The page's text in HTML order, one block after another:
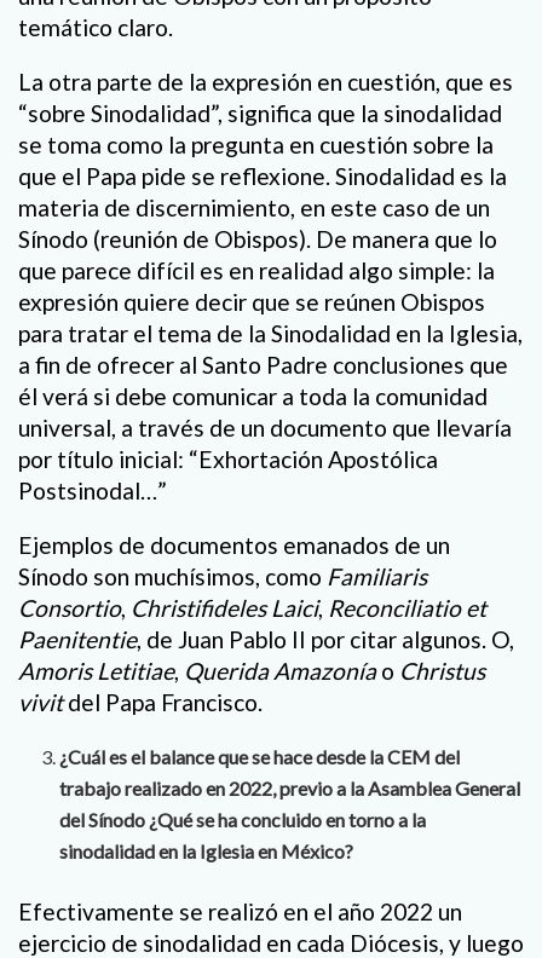
temático claro.
La otra parte de la expresión en cuestión, que es
“sobre Sinodalidad”, significa que la sinodalidad
se toma como la pregunta en cuestión sobre la
que el Papa pide se reflexione. Sinodalidad es la
materia de discernimiento, en este caso de un
Sínodo (reunión de Obispos). De manera que lo
que parece difícil es en realidad algo simple: la
expresión quiere decir que se reúnen Obispos
para tratar el tema de la Sinodalidad en la Iglesia,
a fin de ofrecer al Santo Padre conclusiones que
él verá si debe comunicar a toda la comunidad
universal, a través de un documento que llevaría
por título inicial: “Exhortación Apostólica
Postsinodal…”
Ejemplos de documentos emanados de un
Sínodo son muchísimos, como Familiaris
Consortio, Christifideles Laici, Reconciliatio et
Paenitentie, de Juan Pablo II por citar algunos. O,
Amoris Letitiae, Querida Amazoníao Christus
vivitdel Papa Francisco.
¿Cuál es el balance que se hace desde la CEM del
trabajo realizado en 2022, previo a la Asamblea General
del Sínodo ¿Qué se ha concluido en torno a la
sinodalidad en la Iglesia en México?
Efectivamente se realizó en el año 2022 un
ejercicio de sinodalidad en cada Diócesis, y luego